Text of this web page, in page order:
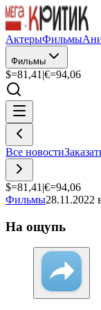
АктерыФильмы
Фильмы
$=81,41 |€=94,06
Все новости
$=81,41 |€=94,06
Фильмы28.11.2022
На ощупь